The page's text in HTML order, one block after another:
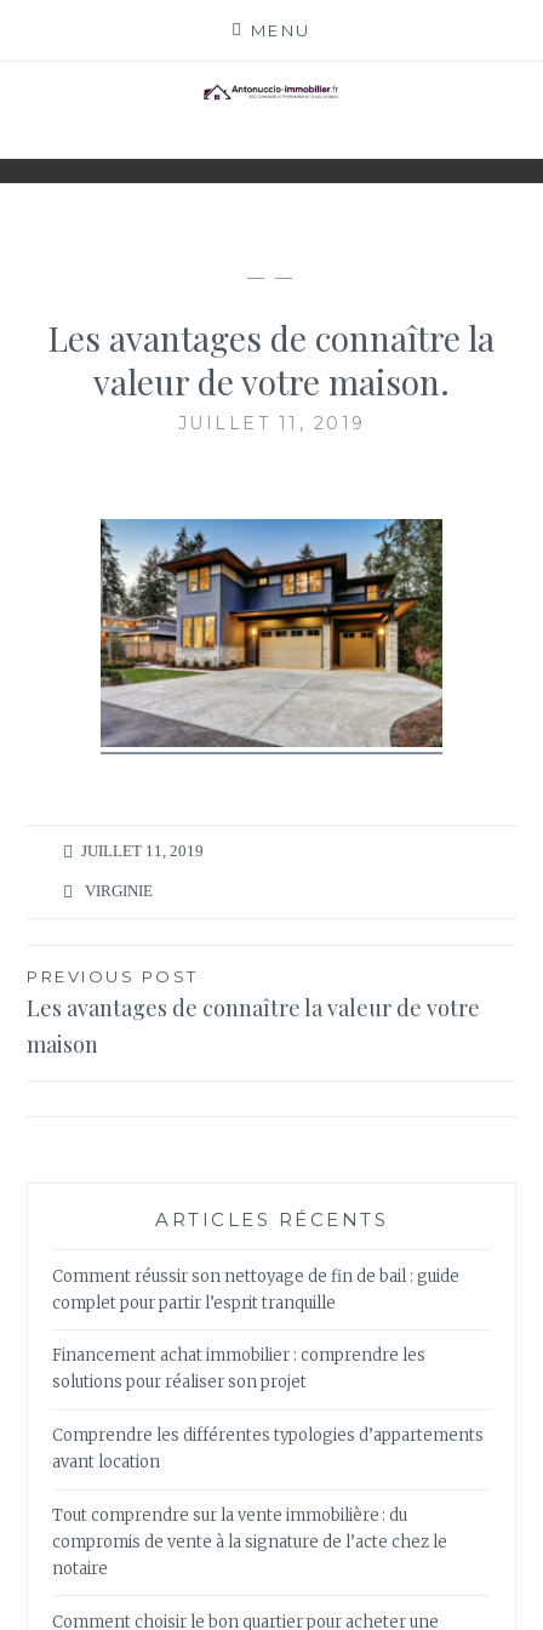
MENU
ANTONUCCIO-
IMMOBILIER.FR
ACTEURS
— —
Les avantages de connaître la
valeur de votre maison.
JUILLET 11, 2019
JUILLET 11, 2019
VIRGINIE
Navigation
de
PREVIOUS POST
Les avantages de connaître la valeur de votre
maison
ARTICLES RÉCENTS
Comment réussir son nettoyage de fin de bail : guide
complet pour partir l’esprit tranquille
Financement achat immobilier : comprendre les
solutions pour réaliser son projet
Comprendre les différentes typologies d’appartements
avant location
Tout comprendre sur la vente immobilière : du
compromis de vente à la signature de l’acte chez le
notaire
Comment choisir le bon quartier pour acheter une